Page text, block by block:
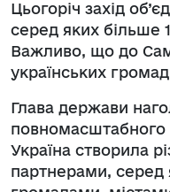
Цьогоріч захід
серед яких більше
Важливо, що до
українських
Глава держави
повномасштабного
Україна створила
партнерами, серед